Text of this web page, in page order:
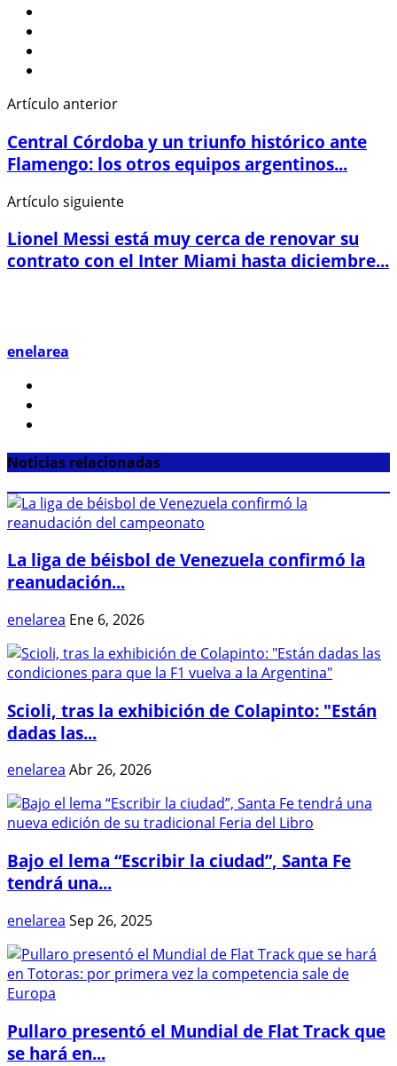
Artículo anterior
Central Córdoba y un triunfo histórico ante
Flamengo: los otros equipos argentinos...
Artículo siguiente
Lionel Messi está muy cerca de renovar su
contrato con el Inter Miami hasta diciembre...
enelarea
Noticias relacionadas
La liga de béisbol de Venezuela confirmó la
reanudación...
enelarea Ene 6, 2026
Scioli, tras la exhibición de Colapinto: "Están
dadas las...
enelarea Abr 26, 2026
Bajo el lema “Escribir la ciudad”, Santa Fe
tendrá una...
enelarea Sep 26, 2025
Pullaro presentó el Mundial de Flat Track que
se hará en...